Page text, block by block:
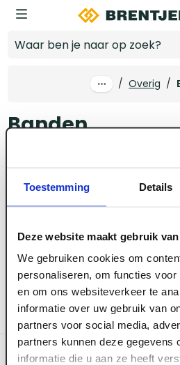
Toestemming Details
Deze website maakt gebruik
We gebruiken cookies om
personaliseren, om functies
en om ons websiteverkeer te
informatie over uw gebruik van
partners voor social media,
partners kunnen deze gegevens
informatie die u aan ze heeft
Ga naar hoofdinhoud
/ Overig /
Banden
geen
We konden geen
Categoriëen